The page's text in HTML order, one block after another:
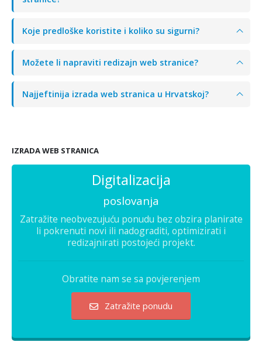
Koje predloške koristite i koliko su sigurni?
Možete li napraviti redizajn web stranice?
Najjeftinija izrada web stranica u Hrvatskoj?
IZRADA WEB STRANICA
Digitalizacija
poslovanja
Zatražite neobvezujuću ponudu bez obzira planirate
li pokrenuti novi ili nadograditi, optimizirati i
redizajnirati postojeći projekt.
Obratite nam se sa povjerenjem
Zatražite ponudu